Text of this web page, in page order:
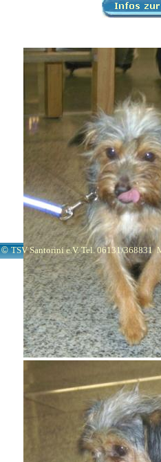
©TSV Santorini e.V. Tel. 06131/368831